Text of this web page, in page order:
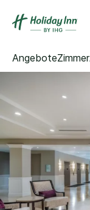
AngeboteZimmer